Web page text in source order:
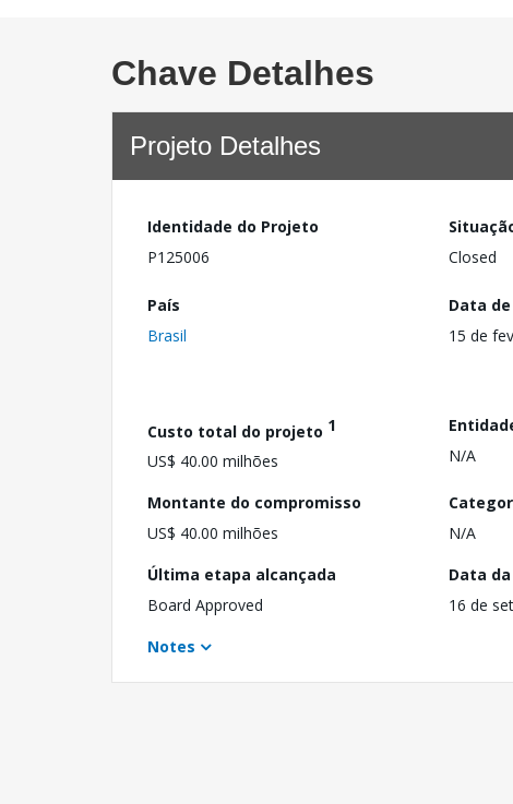
Chave Detalhes
Projeto Detalhes
Identidade do Projeto
P125006
Closed
País
Brasil
Data
15 de
Custo total do projeto 1
US$ 40.00 milhões
N/A
Montante do compromisso
US$ 40.00 milhões
N/A
Última etapa alcançada
Board Approved
Data
16 de
Notes